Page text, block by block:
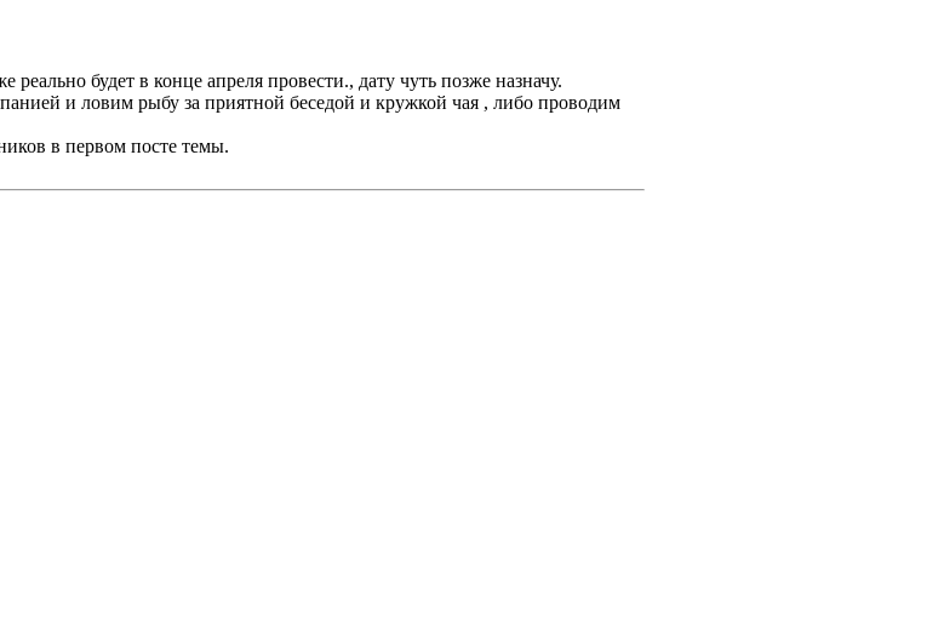
будет в конце апреля провести., дату чуть позже назначу.
и ловим рыбу за приятной беседой и кружкой чая , либо проводим
в первом посте темы.